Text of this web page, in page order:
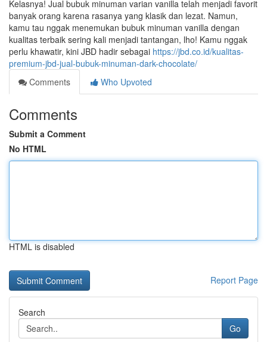
Kelasnya! Jual bubuk minuman varian vanilla telah menjadi favorit
banyak orang karena rasanya yang klasik dan lezat. Namun,
kamu tau nggak menemukan bubuk minuman vanilla dengan
kualitas terbaik sering kali menjadi tantangan, lho! Kamu nggak
perlu khawatir, kini JBD hadir sebagai https://jbd.co.id/kualitas-
premium-jbd-jual-bubuk-minuman-dark-chocolate/
Comments
Who Upvoted
Comments
Submit a Comment
No HTML
HTML is disabled
Report Page
Search
Go